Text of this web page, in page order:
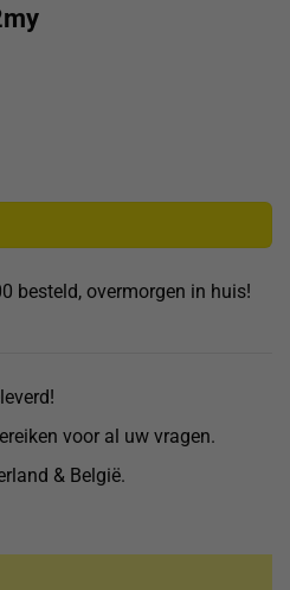
besteld, overmorgen in huis!
voor al uw vragen.
& België.